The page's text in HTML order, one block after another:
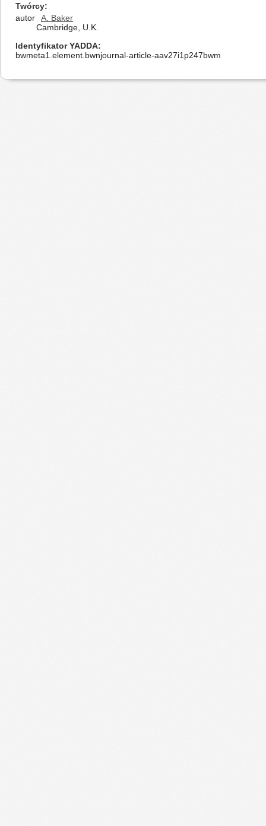
Twórcy
autor
A. Baker
Cambridge, U.K.
Identyfikator YADDA
bwmeta1.element.bwnjournal-article-aav27i1p247bwm